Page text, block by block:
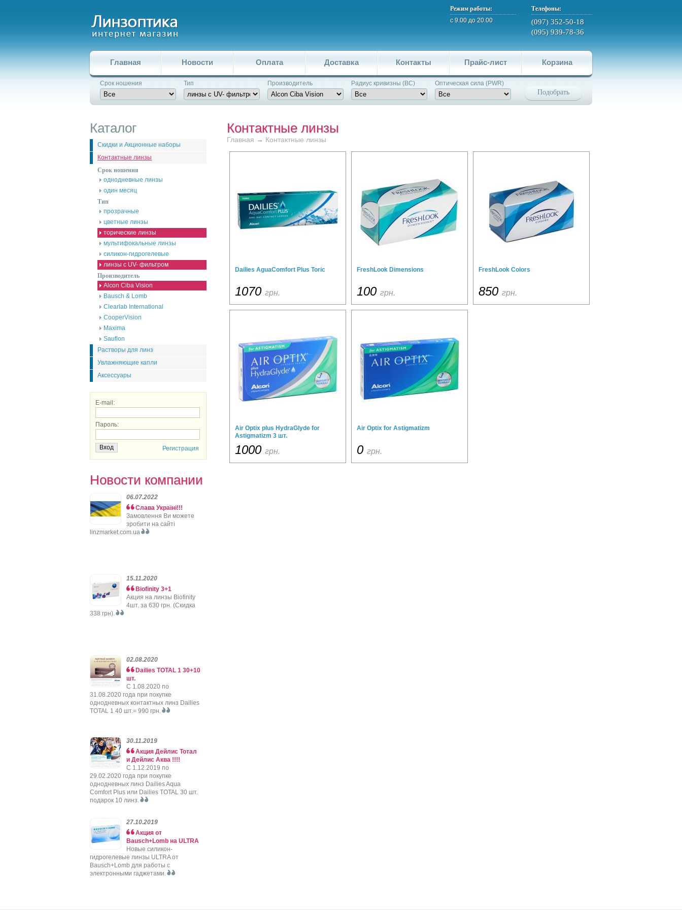
Телефоны:
(097) 352-50-18
(095) 939-78-36
Режим работы:
с 9.00 до 20.00
Главная Новости Оплата Доставка Контакты Прайс-лист Корзина
Срок ношения Тип Производитель Pадиус кривизны (BC) Оптическая сила (PWR)
Подобрать
Каталог
Скидки и Акционные наборы
Контактные линзы
Срок ношения
однодневные линзы
один месяц
Тип
прозрачные
цветные линзы
торические линзы
мультифокальные линзы
силикон-гидрогелевые
линзы с UV- фильтром
Производитель
Alcon Ciba Vision
Bausch & Lomb
Clearlab International
CooperVision
Maxima
Sauflon
Растворы для линз
Увлажняющие капли
Аксессуары
E-mail:
Пароль:
Регистрация
Новости компании
06.07.2022
Слава Україні!!!
Замовлення Ви можете
зробити на сайті
linzmarket.com.ua
15.11.2020
Biofinity 3+1
Акция на линзы Biofinity
4шт. за 630 грн. (Скидка
338 грн).
02.08.2020
Dailies TOTAL 1 30+10
шт.
C 1.08.2020 по
31.08.2020 года при покупке
однодневных контактных линз Dailies
TOTAL 1 40 шт.= 990 грн.
30.11.2019
Акция Дейлис Тотал
и Дейлис Аква !!!!
C 1.12.2019 по
29.02.2020 года при покупке
однодневных линз Dailies Aqua
Comfort Plus или Dailies TOTAL 30 шт.
подарок 10 линз.
27.10.2019
Акция от
Bausch+Lomb на ULTRA
Новые силикон-
гидрогелевые линзы ULTRA от
Bausch+Lomb для работы с
электронными гаджетами.
Контактные линзы
Главная → Контактные линзы
Dailies AguaComfort Plus Toric
1070 грн.
FreshLook Dimensions
100 грн.
FreshLook Colors
850 грн.
Air Optix plus HydraGlyde for
Astigmatizm 3 шт.
1000 грн.
Air Optix for Astigmatizm
0 грн.